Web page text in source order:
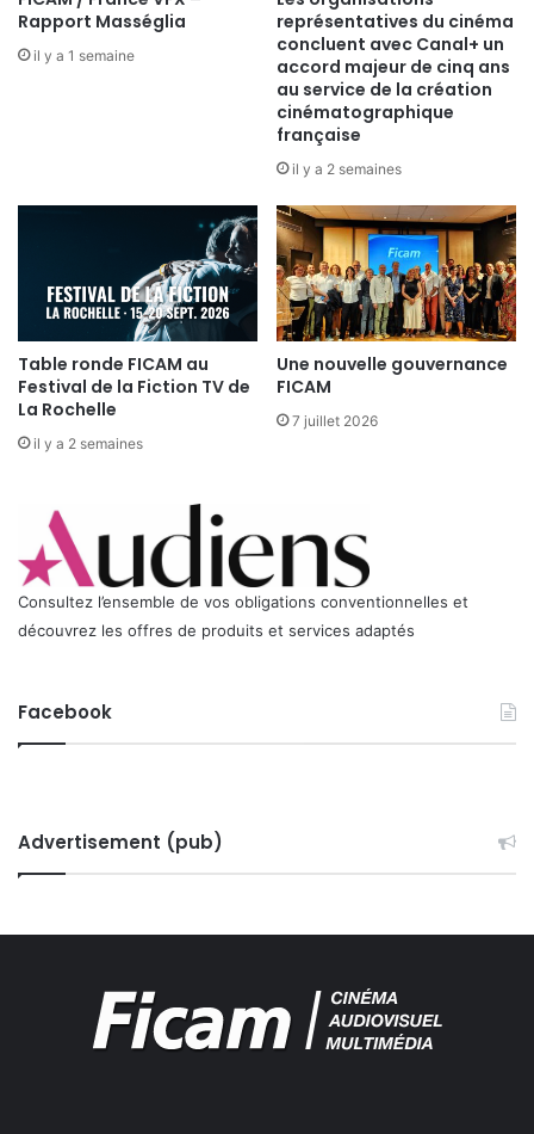
Rapport Masséglia
il y a 1 semaine
représentatives du cinéma
concluent avec Canal+ un
accord majeur de cinq ans
au service de la création
cinématographique
française
il y a 2 semaines
Table ronde FICAM au
Festival de la Fiction TV de
La Rochelle
il y a 2 semaines
Une nouvelle gouvernance
FICAM
7 juillet 2026
Consultez l’ensemble de vos obligations conventionnelles et
découvrez les offres de produits et services adaptés
Facebook
Advertisement (pub)